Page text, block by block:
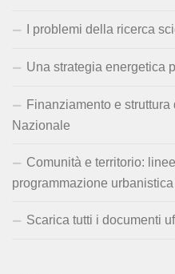
I problemi della ricerca
Una strategia energetica
Finanziamento e
Nazionale
Comunità e territorio:
programmazione
Scarica tutti i documenti